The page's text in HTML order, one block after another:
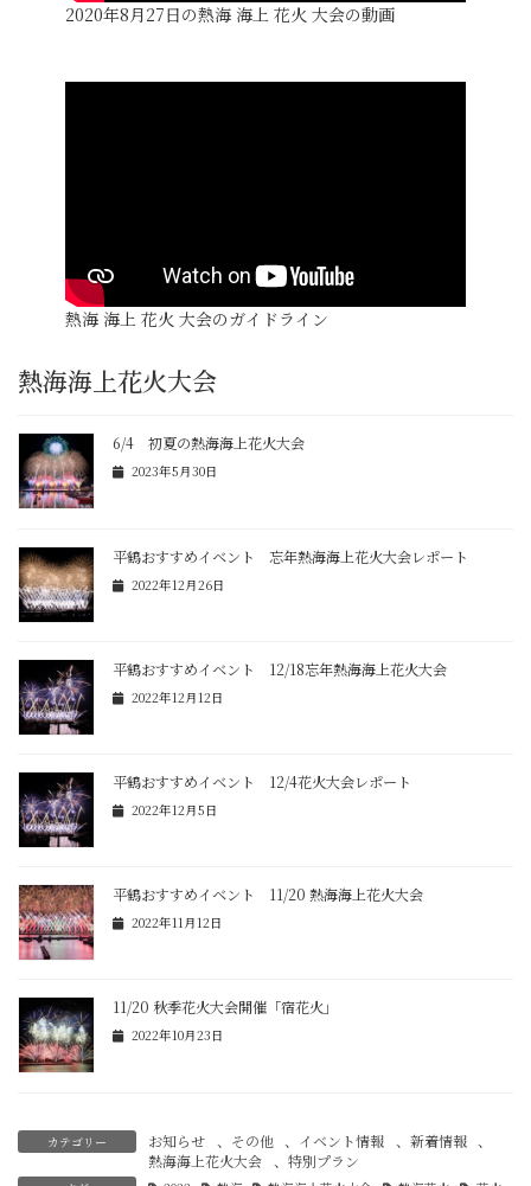
2020年8月27日の熱海 海上 花火 大会の動画
熱海 海上 花火 大会のガイドライン
熱海海上花火大会
6/4 初夏の熱海海上花火大会
2023年5月30日
平鶴おすすめイベント 忘年熱海海上花火大会レポート
2022年12月26日
平鶴おすすめイベント 12/18忘年熱海海上花火大会
2022年12月12日
平鶴おすすめイベント 12/4花火大会レポート
2022年12月5日
平鶴おすすめイベント 11/20 熱海海上花火大会
2022年11月12日
11/20 秋季花火大会開催「宿花火」
2022年10月23日
カテゴリー お知らせ 、 その他 、 イベント情報 、 新着情報 、
熱海海上花火大会 、 特別プラン